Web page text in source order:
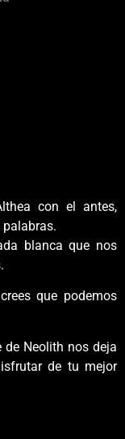
con el antes,
blanca que nos
que podemos
de Neolith nos deja
de tu mejor